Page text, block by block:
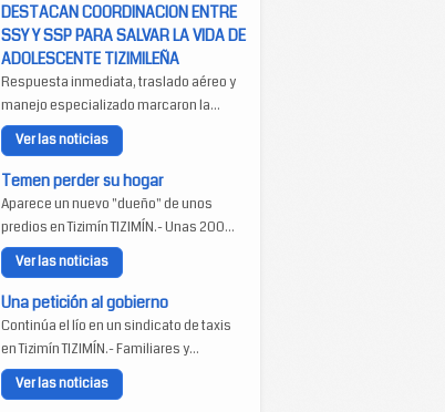
DESTACAN COORDINACION ENTRE
SSY Y SSP PARA SALVAR LA VIDA DE
ADOLESCENTE TIZIMILEÑA
Respuesta inmediata, traslado aéreo y
manejo especializado marcaron la...
Ver las noticias
Temen perder su hogar
Aparece un nuevo "dueño" de unos
predios en Tizimín TIZIMÍN.- Unas 200...
Ver las noticias
Una petición al gobierno
Continúa el lío en un sindicato de taxis
en Tizimín TIZIMÍN.- Familiares y...
Ver las noticias